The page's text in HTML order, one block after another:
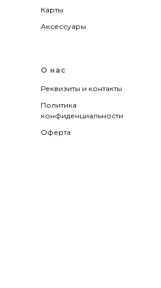
Карты
Аксессуары
О нас
Реквизиты и контакты
Политика
конфиденциальности
Оферта